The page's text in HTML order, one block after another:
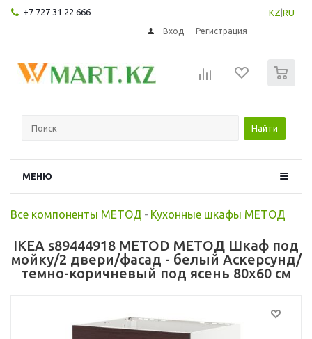
+7 727 31 22 666 KZ RU
Вход Регистрация
Найти
МЕНЮ
Все компоненты МЕТОД - Кухонные шкафы МЕТОД
IKEA s89444918 METOD МЕТОД Шкаф под
мойку/2 двери/фасад - белый Аскерсунд/
темно-коричневый под ясень 80x60 см